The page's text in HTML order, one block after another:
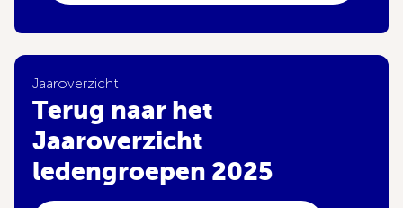
Jaaroverzicht
Terug naar het
Jaaroverzicht
ledengroepen 2025